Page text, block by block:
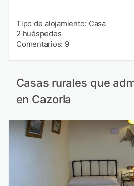
Tipo de alojamiento: Casa
2 huéspedes
Comentarios: 9
Casas rurales que
en Cazorla